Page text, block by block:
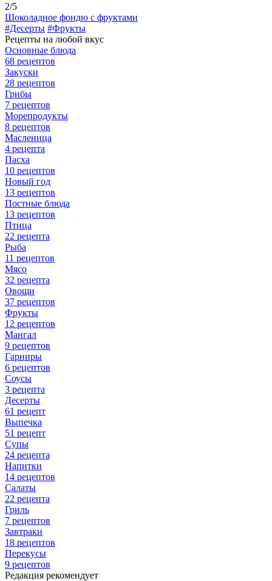
2/5
Шоколадное фондю с фруктами
#Десерты #Фрукты
Рецепты на любой вкус
Основные блюда
68 рецептов
Закуски
28 рецептов
Грибы
7 рецептов
Морепродукты
8 рецептов
Масленица
4 рецепта
Пасха
10 рецептов
Новый год
13 рецептов
Постные блюда
13 рецептов
Птица
22 рецепта
Рыба
11 рецептов
Мясо
32 рецепта
Овощи
37 рецептов
Фрукты
12 рецептов
Мангал
9 рецептов
Гарниры
6 рецептов
Соусы
3 рецепта
Десерты
61 рецепт
Выпечка
51 рецепт
Супы
24 рецепта
Напитки
14 рецептов
Салаты
22 рецепта
Гриль
7 рецептов
Завтраки
18 рецептов
Перекусы
9 рецептов
Редакция рекомендует